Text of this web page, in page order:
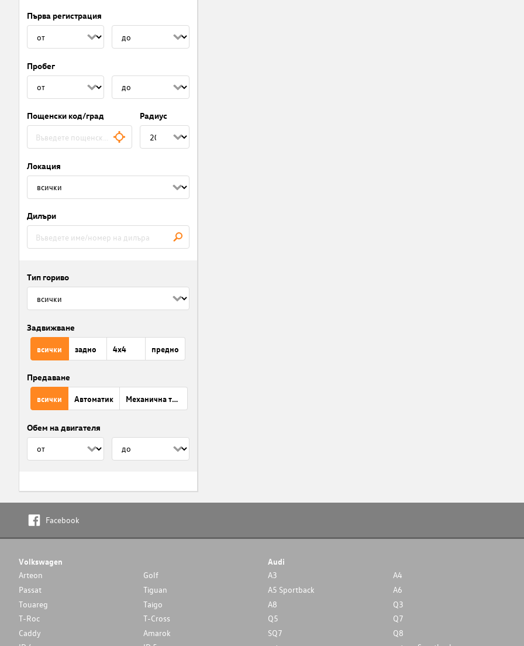
Първа регистрация
Пробег
Пощенски код/град Радиус
Локация
Дилъри
Тип гориво
Задвижване
всички задно 4x4 предно
Предаване
всички Автоматик Механична трансмисия
Обем на двигателя
Facebook
Volkswagen
Arteon
Golf
Passat
Tiguan
Touareg
Taigo
T-Roc
T-Cross
Caddy
Amarok
Audi
A3
A4
A5 Sportback
A6
A8
Q3
Q5
Q7
SQ7
Q8